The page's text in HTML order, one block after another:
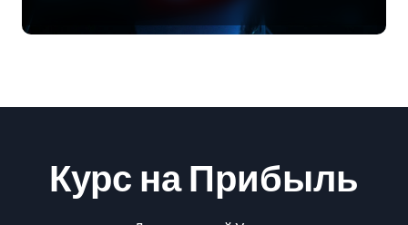
для безопасности на дороге
Курс на Прибыль